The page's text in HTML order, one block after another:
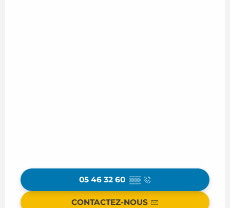
05 46 32 60 ▒▒
CONTACTEZ-NOUS